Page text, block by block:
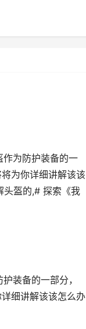
作为防护装备的一
为你详细讲解该该
头盔的,# 探索《我
装备的一部分，
细讲解该该怎么办